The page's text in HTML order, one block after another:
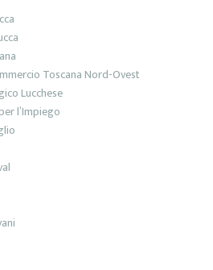
Toscana Nord-Ovest
Lucchese
l’Impiego